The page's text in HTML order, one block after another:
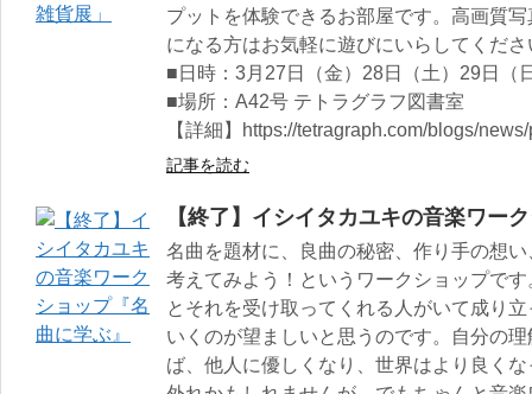
プットを体験できるお部屋です。高画質
になる方はお気軽に遊びにいらしてくださ
■日時：3月27日（金）28日（土）29日（
■場所：A42号 テトラグラフ図書室
【詳細】https://tetragraph.com/blogs/
記事を読む
【終了】イシイタカユキの音楽ワー
名曲を題材に、良曲の秘密、作り手の想
考えてみよう！というワークショップで
とそれを受け取ってくれる人がいて成り
いくのが望ましいと思うのです。自分の
ば、他人に優しくなり、世界はより良く